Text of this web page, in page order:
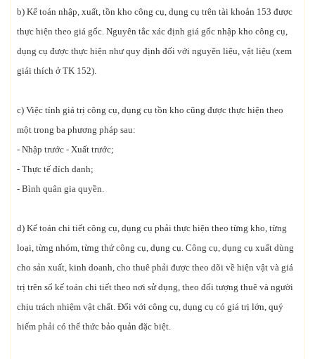
b) Kế toán nhập, xuất, tồn kho công cụ, dụng cụ trên tài khoản 153 được
thực hiện theo giá gốc. Nguyên tắc xác định giá gốc nhập kho công cụ,
dụng cụ được thực hiện như quy định đối với nguyên liệu, vật liệu (xem
giải thích ở TK 152).
c) Việc tính giá trị công cụ, dụng cụ tồn kho cũng được thực hiện theo
một trong ba phương pháp sau:
- Nhập trước - Xuất trước;
- Thực tế đích danh;
- Bình quân gia quyền.
d) Kế toán chi tiết công cụ, dụng cụ phải thực hiện theo từng kho, từng
loại, từng nhóm, từng thứ công cụ, dụng cụ. Công cụ, dụng cụ xuất dùng
cho sản xuất, kinh doanh, cho thuê phải được theo dõi về hiện vật và giá
trị trên sổ kế toán chi tiết theo nơi sử dụng, theo đối tượng thuê và người
chịu trách nhiệm vật chất. Đối với công cụ, dụng cụ có giá trị lớn, quý
hiếm phải có thể thức bảo quản đặc biệt.